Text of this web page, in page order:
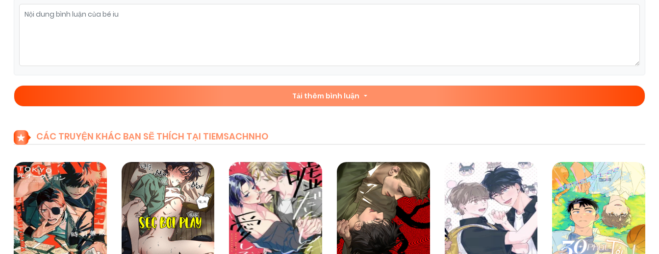
Tải thêm bình luận
CÁC TRUYỆN KHÁC BẠN SẼ THÍCH TẠI TIEMSACHNHO